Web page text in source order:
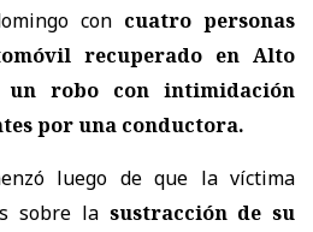
con cuatro personas
recuperado en Alto
un robo con intimidación
por una conductora.
luego de que la víctima
sobre la sustracción de su